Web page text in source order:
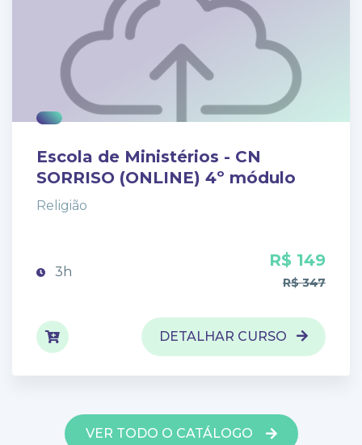
Escola de Ministérios - CN
SORRISO (ONLINE) 4º módulo
Religião
3h
R$ 149
R$ 347
DETALHAR CURSO
VER TODO O CATÁLOGO